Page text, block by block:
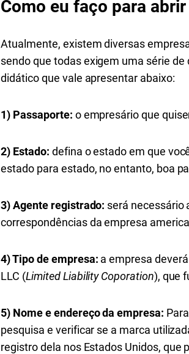
Como eu faço para
Atualmente, existem diversas
sendo que todas exigem uma série
didático que vale apresentar abaixo:
1) Passaporte: o empresário que
2) Estado: defina o estado em que
estado para estado, no entanto, boa
3) Agente registrado: será necessário
correspondências da empresa
4) Tipo de empresa: a empresa
LLC (Limited Liability Coporation), que
5) Nome e endereço da empresa:
pesquisa e verificar se a marca
registro dela nos Estados Unidos, que